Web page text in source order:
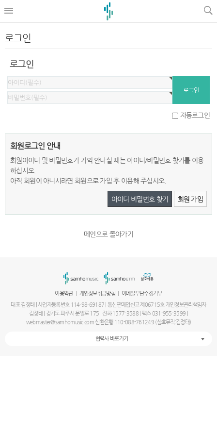
로그인
로그인
자동로그인
회원로그인 안내
회원아이디 및 비밀번호가 기억 안나실 때는 아이디/비밀번호 찾기를 이용
하십시오.
아직 회원이 아니시라면 회원으로 가입 후 이용해 주십시오.
아이디 비밀번호 찾기 회원 가입
메인으로 돌아가기
이용약관 개인정보취급방침
이메일무단수집거부
대표 김정태 | 사업자등록번호 114-98-69187 | 통신판매업신고 제06715호 개인정보관리책임자
김정태 | 경기도 파주시 문발로 175 | 전화 1577-3588 | 팩스 031-955-3599 |
webmaster@samhomusic.com 신한은행 110-088-761249 (삼호뮤직:김정태)
협력사 바로가기